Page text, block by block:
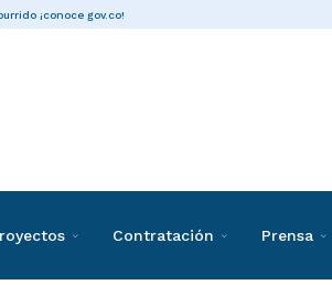
¡conoce gov.co!
Contratación Prensa